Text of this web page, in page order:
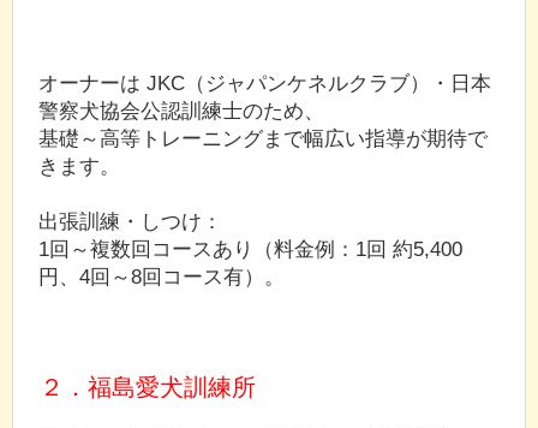
オーナーは JKC（ジャパンケネルクラブ）・日本
警察犬協会公認訓練士のため、
基礎～高等トレーニングまで幅広い指導が期待で
きます。
出張訓練・しつけ：
1回～複数回コースあり（料金例：1回 約5,400
円、4回～8回コース有）。
２．福島愛犬訓練所